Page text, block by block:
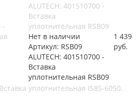
ALUTECH: 401510700 -
Вставка
уплотнительная RSB09
Нет в наличии
Артикул: RSB09
ALUTECH: 401510700 -
Вставка
уплотнительная RSB09
1 439
руб.
уплотнительная IS85-6050.